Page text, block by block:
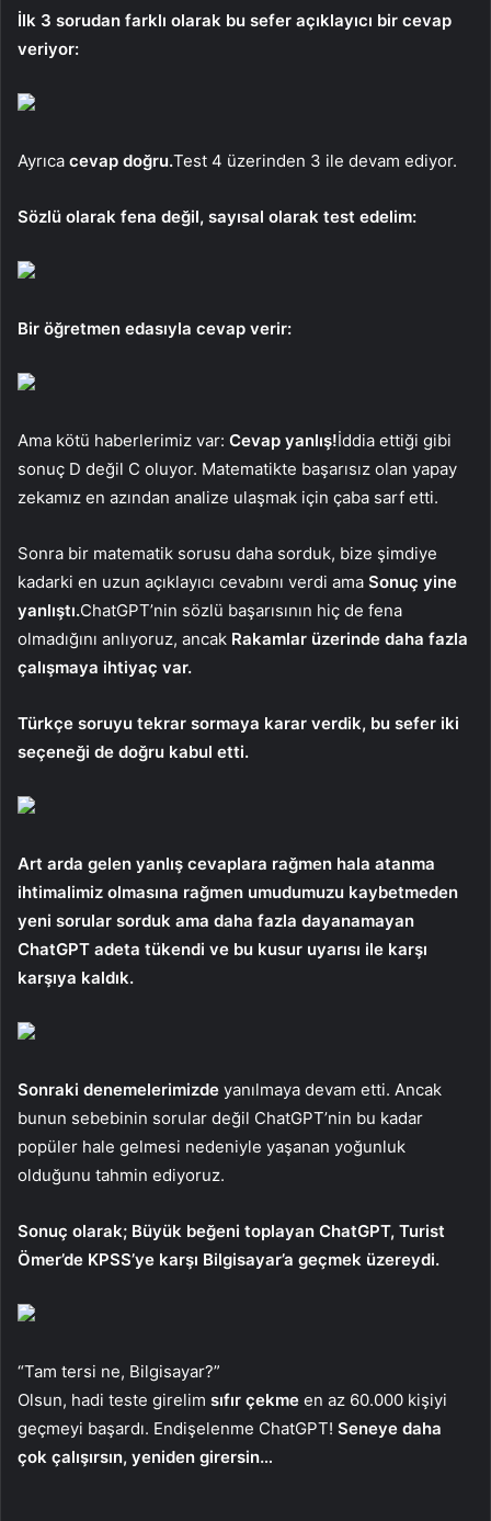
İlk 3 sorudan farklı olarak bu sefer açıklayıcı bir cevap
veriyor:
Ayrıca cevap doğru.Test 4 üzerinden 3 ile devam ediyor.
Sözlü olarak fena değil, sayısal olarak test edelim:
Bir öğretmen edasıyla cevap verir:
Ama kötü haberlerimiz var: Cevap yanlış!İddia ettiği gibi
sonuç D değil C oluyor. Matematikte başarısız olan yapay
zekamız en azından analize ulaşmak için çaba sarf etti.
Sonra bir matematik sorusu daha sorduk, bize şimdiye
kadarki en uzun açıklayıcı cevabını verdi ama Sonuç yine
yanlıştı.ChatGPT’nin sözlü başarısının hiç de fena
olmadığını anlıyoruz, ancak Rakamlar üzerinde daha fazla
çalışmaya ihtiyaç var.
Türkçe soruyu tekrar sormaya karar verdik, bu sefer iki
seçeneği de doğru kabul etti.
Art arda gelen yanlış cevaplara rağmen hala atanma
ihtimalimiz olmasına rağmen umudumuzu kaybetmeden
yeni sorular sorduk ama daha fazla dayanamayan
ChatGPT adeta tükendi ve bu kusur uyarısı ile karşı
karşıya kaldık.
Sonraki denemelerimizde yanılmaya devam etti. Ancak
bunun sebebinin sorular değil ChatGPT’nin bu kadar
popüler hale gelmesi nedeniyle yaşanan yoğunluk
olduğunu tahmin ediyoruz.
Sonuç olarak; Büyük beğeni toplayan ChatGPT, Turist
Ömer’de KPSS’ye karşı Bilgisayar’a geçmek üzereydi.
“Tam tersi ne, Bilgisayar?”
Olsun, hadi teste girelim sıfır çekme en az 60.000 kişiyi
geçmeyi başardı. Endişelenme ChatGPT! Seneye daha
çok çalışırsın, yeniden girersin…